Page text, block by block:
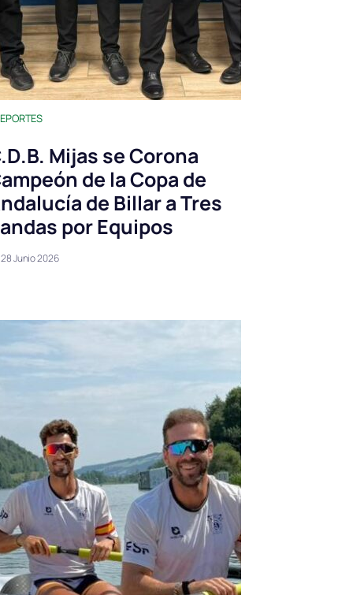
Mijas se Corona
de la Copa de
de Billar a Tres
por Equipos
28 Junio 2026